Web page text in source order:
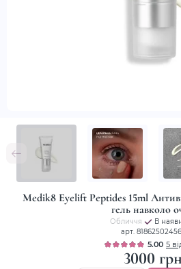
Medik8 Eyelift Peptides 15ml
гель навколо
Обличчя
В
арт.
5.00 5
3000 грн